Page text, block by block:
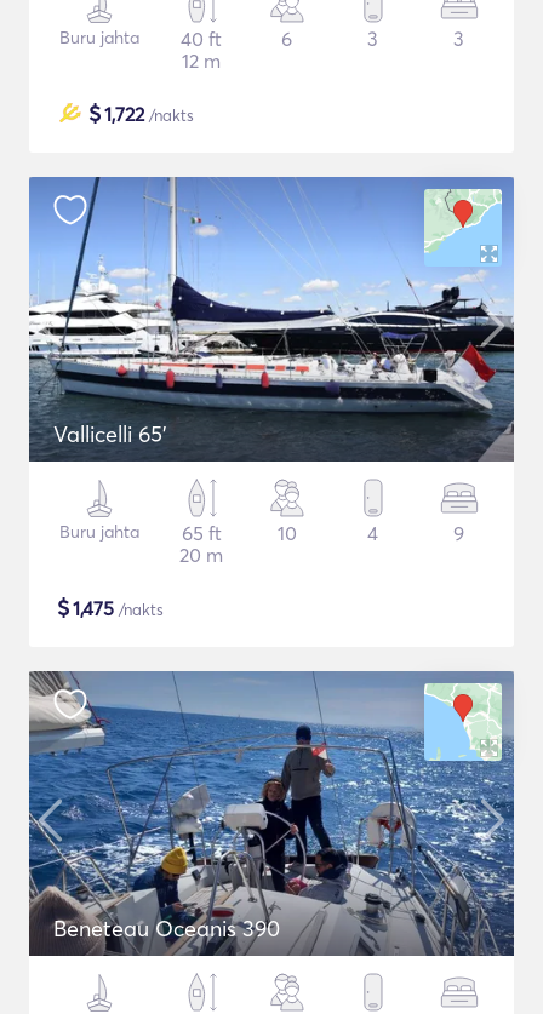
Buru jahta
40 ft
12 m
6 3 3
$1,722/nakts
Vallicelli 65'
Buru jahta
65 ft
20 m
10 4 9
$1,475 /nakts
Beneteau Oceanis 390